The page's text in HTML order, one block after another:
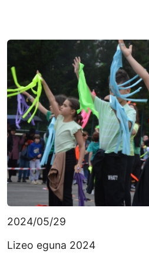
2024/05/29
Lizeo eguna 2024